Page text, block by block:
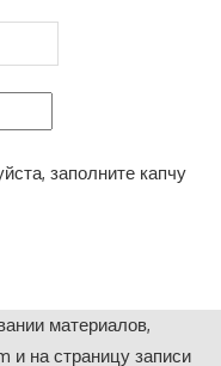
заполните капчу
материалов,
и на страницу записи